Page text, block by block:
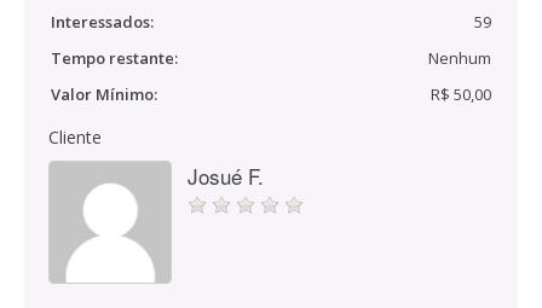
Interessados:
59
Tempo restante:
Nenhum
Valor Mínimo:
R$ 50,00
Cliente
Josué F.